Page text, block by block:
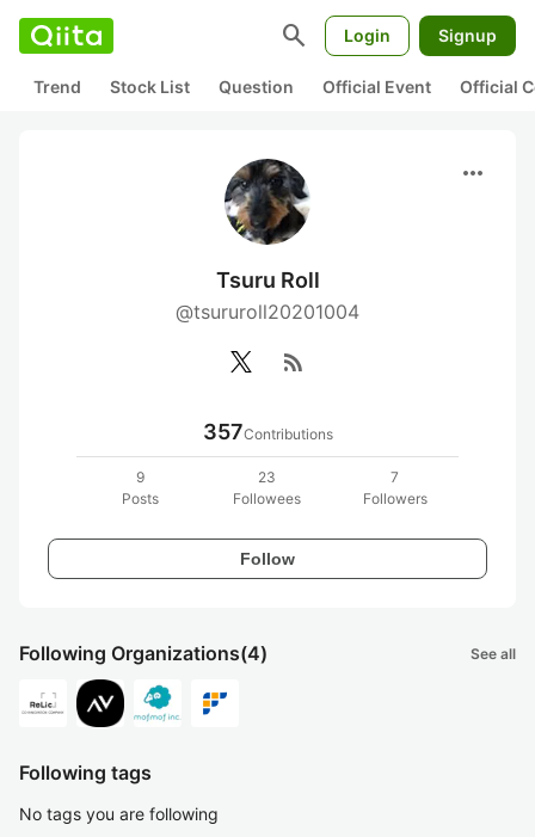
search Login Signup
Trend Stock List Question Official Event Official
more_horiz
Tsuru Roll
@tsururoll20201004
rss_feed
357Contributions
9
Posts
23
Followees
7
Followers
Follow
Following Organizations(4) See all
Following tags
No tags you are following